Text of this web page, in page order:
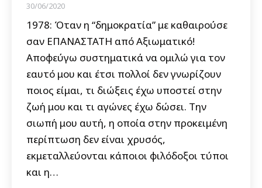
30/06/2020
1978: Όταν η “δημοκρατία” με καθαιρούσε
σαν ΕΠΑΝΑΣΤΑΤΗ από Αξιωματικό!
Αποφεύγω συστηματικά να ομιλώ για τον
εαυτό μου και έτσι πολλοί δεν γνωρίζουν
ποιος είμαι, τι διώξεις έχω υποστεί στην
ζωή μου και τι αγώνες έχω δώσει. Την
σιωπή μου αυτή, η οποία στην προκειμένη
περίπτωση δεν είναι χρυσός,
εκμεταλλεύονται κάποιοι φιλόδοξοι τύποι
και η…